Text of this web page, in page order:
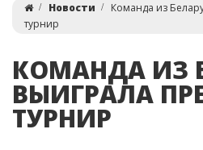
Новости
Команда из
турнир
КОМАНДА ИЗ
ВЫИГРАЛА
ТУРНИР